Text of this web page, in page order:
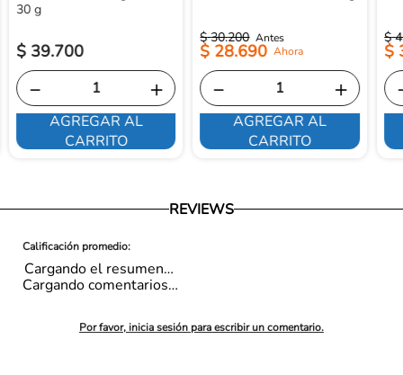
30 g
$ 39.700
＋
－
AGREGAR AL
CARRITO
$ 30.200
$ 28.690
＋
－
AGREGAR AL
CARRITO
$
$
REVIEWS
Cargando el resumen…
Por favor, inicia sesión para escribir un comentario.
Cargando comentarios…